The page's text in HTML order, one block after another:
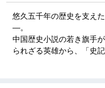
悠久五千年の歴史を支え
―。
中国歴史小説の若き旗手
られざる英雄から、「史
みのヒーローまで。国を
武勲とともに、王朝の繁